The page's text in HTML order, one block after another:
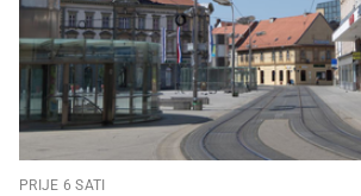
PRIJE 6 SATI